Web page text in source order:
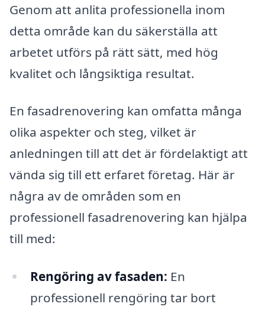
Genom att anlita professionella inom
detta område kan du säkerställa att
arbetet utförs på rätt sätt, med hög
kvalitet och långsiktiga resultat.
En fasadrenovering kan omfatta många
olika aspekter och steg, vilket är
anledningen till att det är fördelaktigt att
vända sig till ett erfaret företag. Här är
några av de områden som en
professionell fasadrenovering kan hjälpa
till med:
Rengöring av fasaden: En
professionell rengöring tar bort